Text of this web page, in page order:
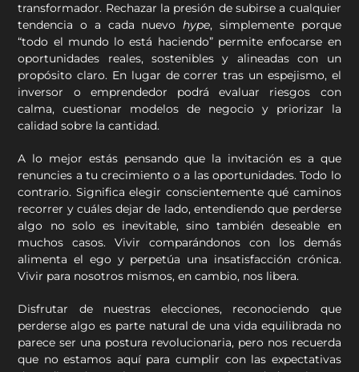
transformador. Rechazar la presión de subirse a cualquier
tendencia o a cada nuevohype, simplemente porque
“todo el mundo lo está haciendo” permite enfocarse en
oportunidades reales, sostenibles y alineadas con un
propósito claro. En lugar de correr tras un espejismo, el
inversor o emprendedor podrá evaluar riesgos con
calma, cuestionar modelos de negocio y priorizar la
calidad sobre la cantidad.
A lo mejor estás pensando que la invitación es a que
renuncies a tu crecimiento o a las oportunidades. Todo lo
contrario. Significa elegir conscientemente qué caminos
recorrer y cuáles dejar de lado, entendiendo que perderse
algo no solo es inevitable, sino también deseable en
muchos casos. Vivir comparándonos con los demás
alimenta el ego y perpetúa una insatisfacción crónica.
Vivir para nosotros mismos, en cambio, nos libera.
Disfrutar de nuestras elecciones, reconociendo que
perderse algo es parte natural de una vida equilibrada no
parece ser una postura revolucionaria, pero nos recuerda
que no estamos aquí para cumplir con las expectativas